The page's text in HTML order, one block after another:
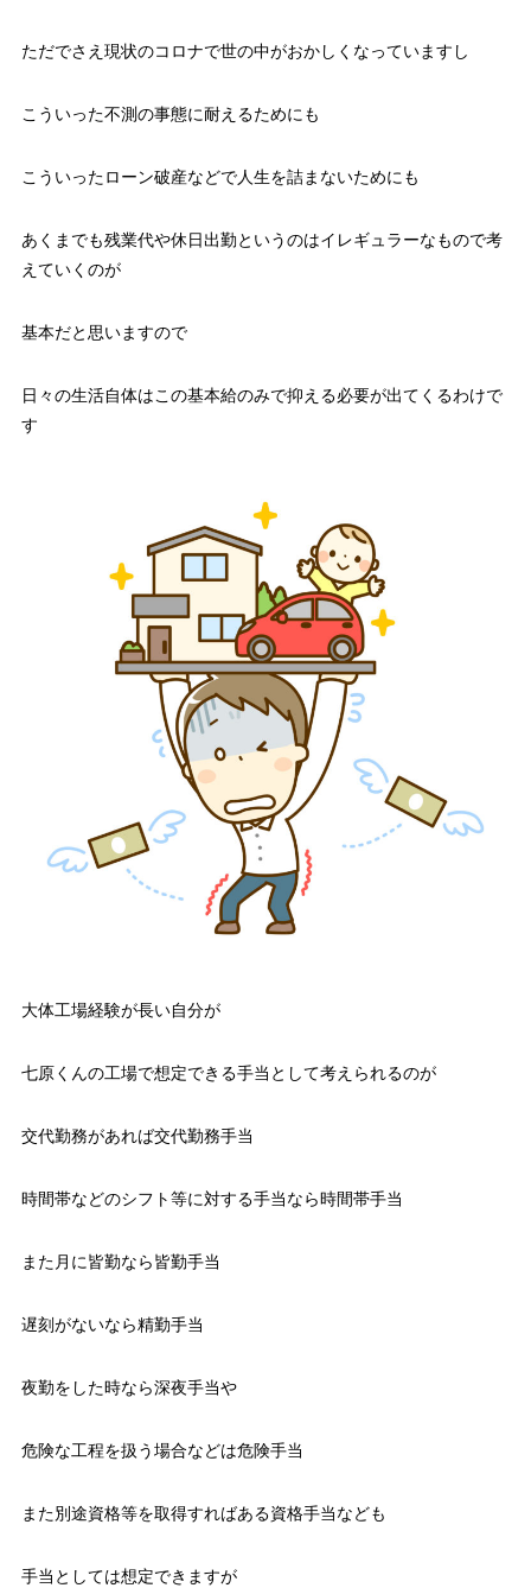
ただでさえ現状のコロナで世の中がおかしくなっていますし
こういった不測の事態に耐えるためにも
こういったローン破産などで人生を詰まないためにも
あくまでも残業代や休日出勤というのはイレギュラーなもので考
えていくのが
基本だと思いますので
日々の生活自体はこの基本給のみで抑える必要が出てくるわけで
す
大体工場経験が長い自分が
七原くんの工場で想定できる手当として考えられるのが
交代勤務があれば交代勤務手当
時間帯などのシフト等に対する手当なら時間帯手当
また月に皆勤なら皆勤手当
遅刻がないなら精勤手当
夜勤をした時なら深夜手当や
危険な工程を扱う場合などは危険手当
また別途資格等を取得すればある資格手当なども
手当としては想定できますが